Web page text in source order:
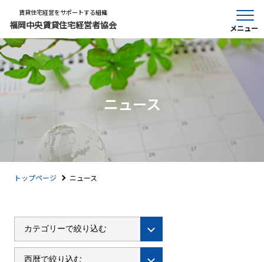
賃貸住宅経営をサポートする組織
福岡中央賃貸住宅経営者協会 メニュー
ニュース
トップページ ニュース